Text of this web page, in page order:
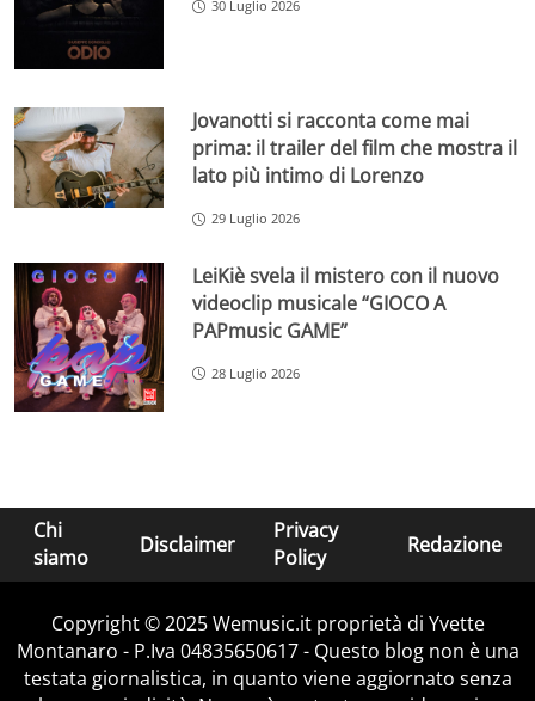
30 Luglio 2026
Jovanotti si racconta come mai
prima: il trailer del film che mostra il
lato più intimo di Lorenzo
29 Luglio 2026
LeiKiè svela il mistero con il nuovo
videoclip musicale “GIOCO A
PAPmusic GAME”
28 Luglio 2026
Chi
siamo
Disclaimer
Privacy
Policy
Redazione
Copyright © 2025 Wemusic.it proprietà di Yvette
Montanaro - P.Iva 04835650617 - Questo blog non è una
testata giornalistica, in quanto viene aggiornato senza